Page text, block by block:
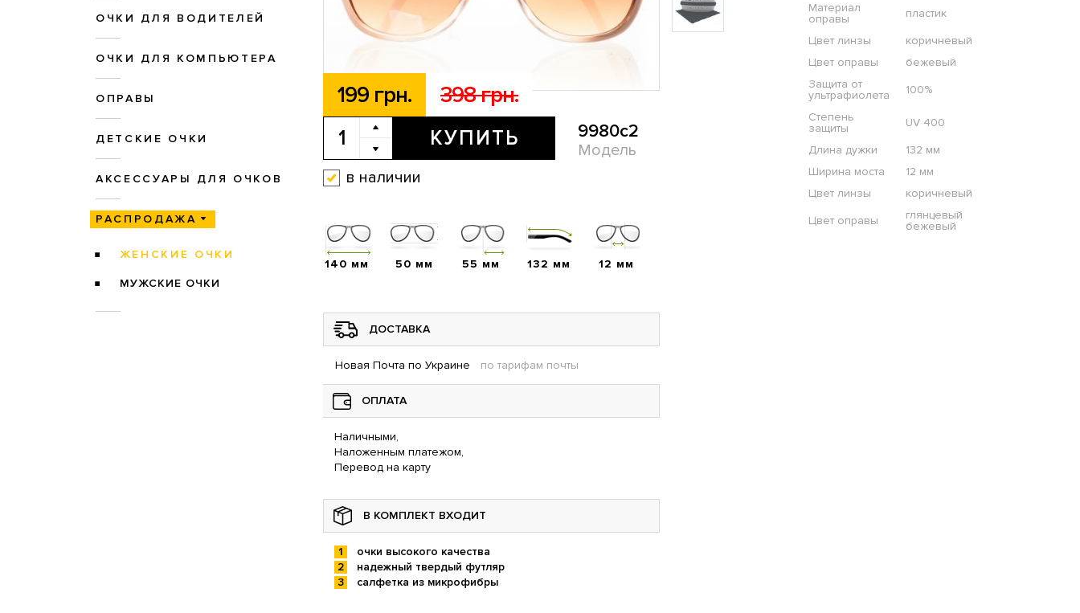
ОЧКИ ДЛЯ ВОДИТЕЛЕЙ
ОЧКИ ДЛЯ КОМПЬЮТЕРА
ОПРАВЫ
ДЕТСКИЕ ОЧКИ
АКСЕССУАРЫ ДЛЯ ОЧКОВ
РАСПРОДАЖА
ЖЕНСКИЕ ОЧКИ
МУЖСКИЕ ОЧКИ
199 грн. 398 грн.
КУПИТЬ 9980c2
Модель
в наличии
Материал
оправы
пластик
Цвет линзы
коричневый
Цвет оправы
бежевый
Защита от
ультрафиолета
100%
Степень
защиты
UV 400
Длина дужки
132 мм
Ширина моста
12 мм
Цвет линзы
коричневый
Цвет оправы
глянцевый
бежевый
140 мм 50 мм 55 мм 132 мм 12 мм
ДОСТАВКА
Новая Почта по Украине по тарифам почты
ОПЛАТА
Наличными,
Наложенным платежом,
Перевод на карту
В КОМПЛЕКТ ВХОДИТ
очки высокого качества
надежный твердый футляр
салфетка из микрофибры